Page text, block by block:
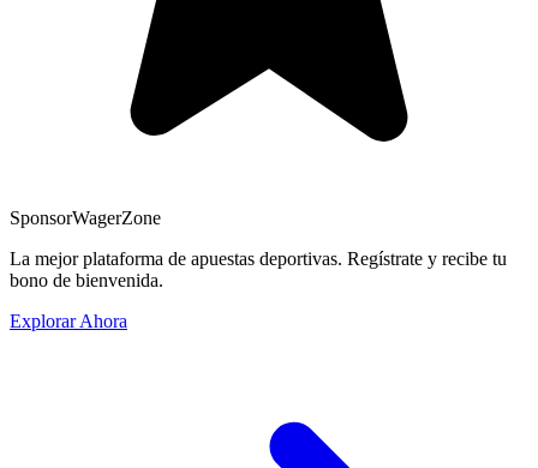
SponsorWagerZone
La mejor plataforma de apuestas deportivas. Regístrate y recibe tu
bono de bienvenida.
Explorar Ahora